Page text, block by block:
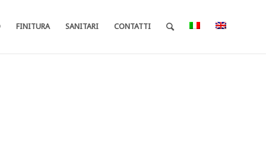
FINITURA SANITARI CONTATTI